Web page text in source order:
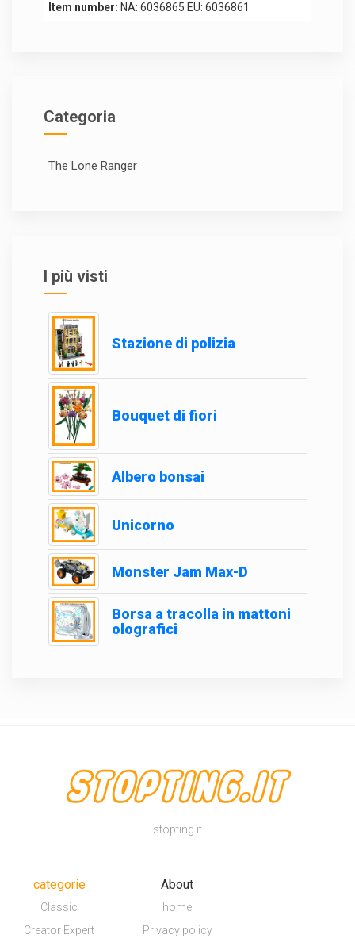
Item number: NA: 6036865 EU: 6036861
Categoria
The Lone Ranger
I più visti
Stazione di polizia
Bouquet di fiori
Albero bonsai
Unicorno
Monster Jam Max-D
Borsa a tracolla in mattoni
olografici
stopting.it
categorie
Classic
Creator Expert
About
home
Privacy policy